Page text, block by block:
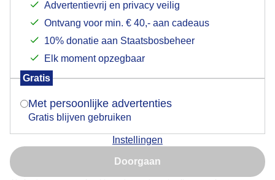
Advertentievrij en privacy veilig
Ontvang voor min. € 40,- aan cadeaus
10% donatie aan Staatsbosbeheer
Elk moment opzegbaar
Gratis
Met persoonlijke advertenties
Gratis blijven gebruiken
Instellingen
Doorgaan
Door: Adri Joosse Gemaakt: 12-06-2026, 43x bekeken
Indien je hier nog geen akkoord op hebt gegeven,
verschijnt er zo een pop-up uit je browser waarin
Is goed, toon de popup
Nu niet, misschien later